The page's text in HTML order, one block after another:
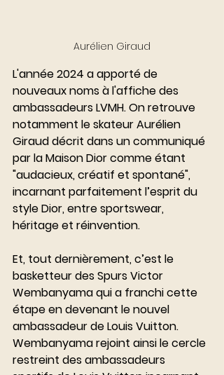
Aurélien Giraud
L'année 2024 a apporté de
nouveaux noms à l'affiche des
ambassadeurs LVMH. On retrouve
notamment le skateur Aurélien
Giraud décrit dans un communiqué
par la Maison Dior comme étant
"audacieux, créatif et spontané",
incarnant parfaitement l’esprit du
style Dior, entre sportswear,
héritage et réinvention.
Et, tout dernièrement, c’est le
basketteur des Spurs Victor
Wembanyama qui a franchi cette
étape en devenant le nouvel
ambassadeur de Louis Vuitton.
Wembanyama rejoint ainsi le cercle
restreint des ambassadeurs